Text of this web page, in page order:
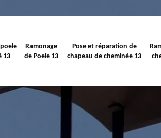
13
Ramonage
de Poele 13
Pose et réparation de
chapeau de cheminée 13